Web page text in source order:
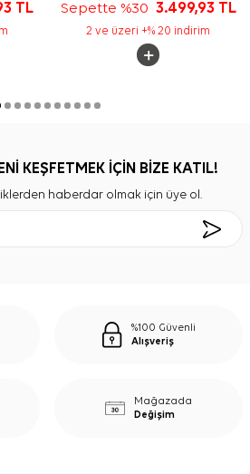
TL Sepette %30 3.499,93 TL
2 ve üzeri +% 20 indirim
KEŞFETMEK İÇİN BİZE KATIL!
haberdar olmak için üye ol.
%100 Güvenli
Alışveriş
Mağazada
Değişim